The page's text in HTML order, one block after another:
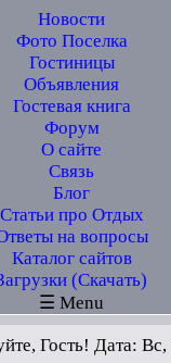
Новости
Фото Поселка
Гостиницы
Объявления
Гостевая книга
Форум
О сайте
Связь
Блог
Статьи про Отдых
на вопросы
Каталог сайтов
(Скачать)
☰ Menu
Гость! Дата: